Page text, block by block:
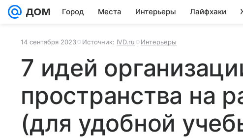
Город Места Интерьеры Лайфхаки
14 сентября 2023 Источник: IVD.ru Интерьеры
7 идей
пространства на
(для удобной